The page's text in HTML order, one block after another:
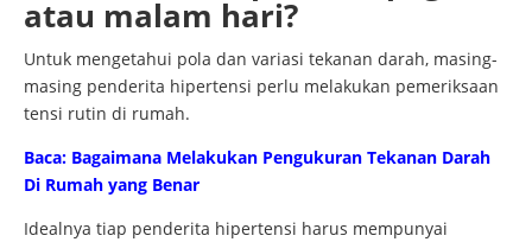
atau malam hari?
Untuk mengetahui pola dan variasi tekanan darah, masing-
masing penderita hipertensi perlu melakukan pemeriksaan
tensi rutin di rumah.
Baca: Bagaimana Melakukan Pengukuran Tekanan Darah
Di Rumah yang Benar
Idealnya tiap penderita hipertensi harus mempunyai